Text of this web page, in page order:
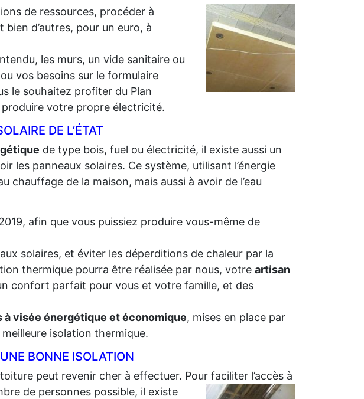
de ressources, procéder à
d’autres, pour un euro, à
les murs, un vide sanitaire ou
vos besoins sur le formulaire
le souhaitez profiter du Plan
produire votre propre électricité.
DE L’ÉTAT
de type bois, fuel ou électricité, il existe aussi un
les panneaux solaires. Ce système, utilisant l’énergie
chauffage de la maison, mais aussi à avoir de l’eau
afin que vous puissiez produire vous-même de
solaires, et éviter les déperditions de chaleur par la
thermique pourra être réalisée par nous, votre artisan
confort parfait pour vous et votre famille, et des
visée énergétique et économique, mises en place par
meilleure isolation thermique.
BONNE ISOLATION
peut revenir cher à effectuer. Pour faciliter l’accès à
de personnes possible, il existe